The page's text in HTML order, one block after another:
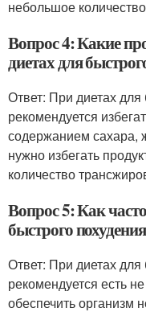
небольшое
Вопрос 4: Какие
диетах для
Ответ: При диетах для
рекомендуется
содержанием сахара,
нужно избегать
количество
Вопрос 5: Как
быстрого похудения
Ответ: При диетах для
рекомендуется есть
обеспечить организм